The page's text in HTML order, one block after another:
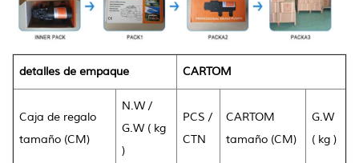
detalles de empaque CARTOM
Caja de regalo
tamaño (CM)
N.W /
G.W ( kg
)
PCS /
CTN
CARTOM
tamaño (CM)
G.W
( kg )